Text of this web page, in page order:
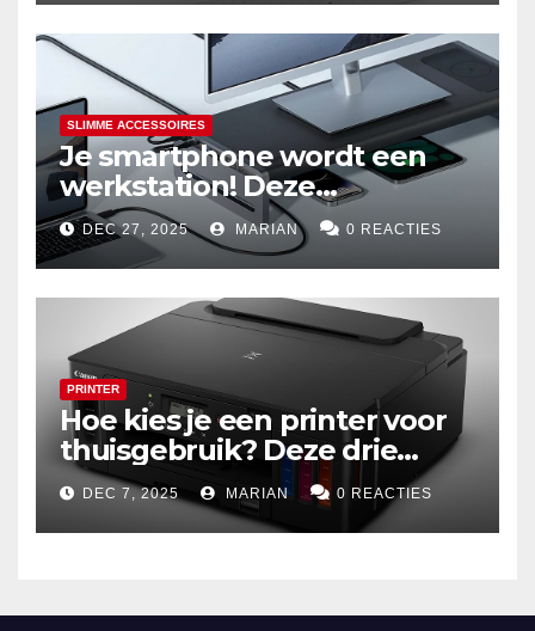
SLIMME ACCESSOIRES
Je smartphone wordt een
werkstation! Deze
dockingstations zijn het
waard om te kopen
DEC 27, 2025 MARIAN 0 REACTIES
PRINTER
Hoe kies je een printer voor
thuisgebruik? Deze drie
draadloze modellen zijn écht
zuinig en indrukwekkend
DEC 7, 2025 MARIAN 0 REACTIES